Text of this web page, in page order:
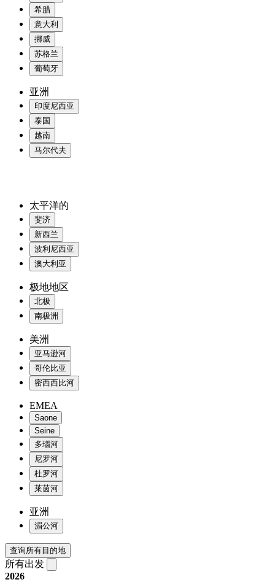
希腊
意大利
挪威
苏格兰
葡萄牙
亚洲
印度尼西亚
泰国
越南
马尔代夫
太平洋的
斐济
新西兰
波利尼西亚
澳大利亚
极地地区
北极
南极洲
美洲
亚马逊河
哥伦比亚
密西西比河
EMEA
Saone
Seine
多瑙河
尼罗河
杜罗河
莱茵河
亚洲
湄公河
查询所有目的地
所有出发
2026